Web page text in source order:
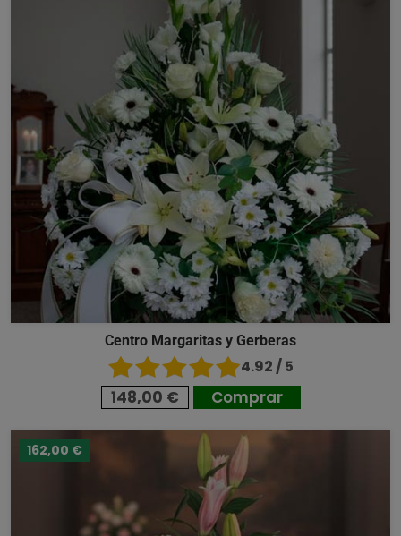
Centro Margaritas y Gerberas
4.92 / 5
148,00 € Comprar
162,00 €